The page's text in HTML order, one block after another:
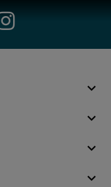



